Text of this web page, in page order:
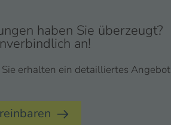
haben Sie überzeugt?
an!
erhalten ein detailliertes Angebot